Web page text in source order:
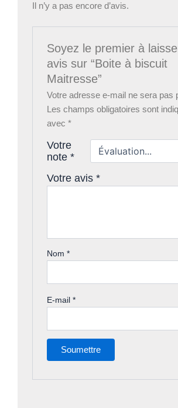
Il n’y a pas encore d’avis.
Soyez le premier à
avis sur “Boite à biscuit
Maitresse”
Votre adresse e-mail ne sera pas
Les champs obligatoires sont
avec*
Votre
note*
Votre avis*
Nom*
E-mail*